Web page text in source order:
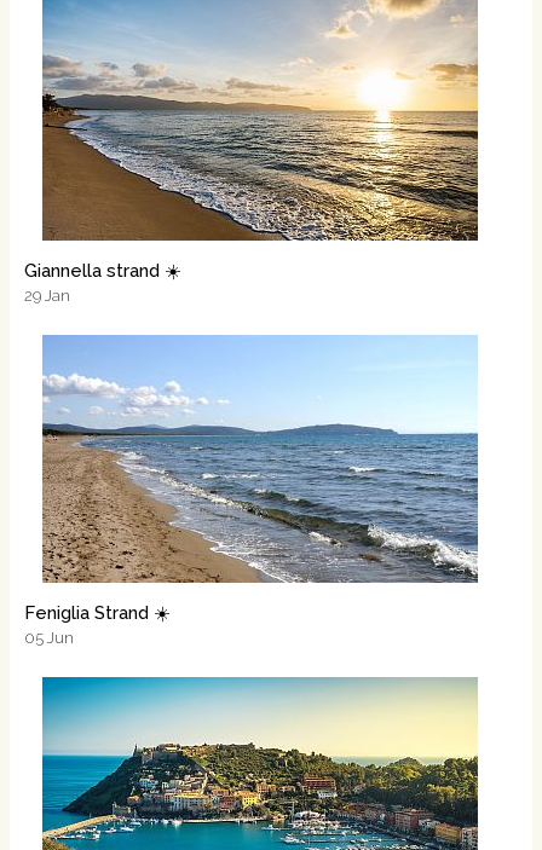
Giannella strand ☀️
29Jan
Feniglia Strand ☀️
05Jun